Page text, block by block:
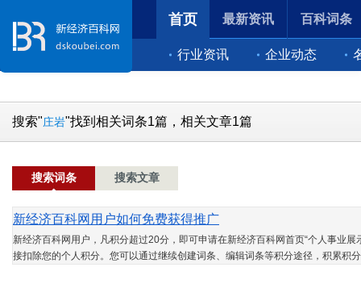
首页
行业资讯 企业动态
最新资讯 百科词条
搜索"庄岩"找到相关词条1篇，相关文章1篇
搜索词条 搜索文章
新经济百科网用户如何免费获得推广
新经济百科网用户，凡积分超过20分，即可申请在新经济百科网首页“个人事业
接扣除您的个人积分。您可以通过继续创建词条、编辑词条等积分途径，积累积